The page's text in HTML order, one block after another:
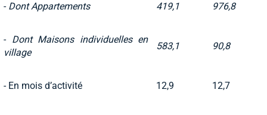
- Dont Appartements 419,1 976,8
- Dont Maisons individuelles en
village
583,1 90,8
- En mois d’activité 12,9 12,7